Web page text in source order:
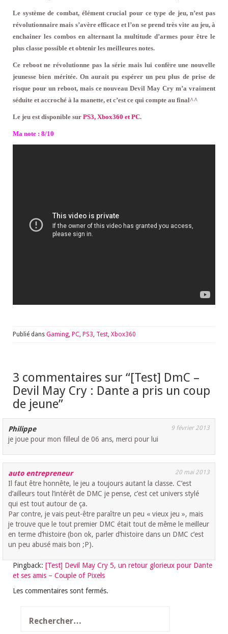
Le système de combat, élément crucial pour ce type de jeu, n’est pas
révolutionnaire mais s’avère efficace et l’on se prend très vite au jeu, à
enchainer les combos en alternant la multitude d’armes pour être le
plus classe possible et obtenir les meilleures notes.
Ce reboot ne révolutionne pas la série mais lui confère une nouvelle
jeunesse bien méritée. On aurait pu espérer un peu plus de prise de
risque pour un reboot, mais ce nouveau Devil May Cry m’a vraiment
séduite et accroché à la manette, et c’est ce qui compte au final^^
Le jeu est disponible sur PS3, Xbox360 et PC.
Ma note : 8/10
Publié dans Gaming PC PS3 Test Xbox360
3 commentaires sur “[Test] DmC –
Devil May Cry : Dante a pris un coup
de jeune”
Philippe 9 février 2013
je joue pour mon filleul de 06 ans, merci pour lui
auto entrepreneur 20 mai 2013
Il faut être honnête, le jeu a toujours autant la classe. C’est
d’ailleurs tout l’intérêt de DMC je pense, c’est cet univers stylé
qui est tout autour de ça.
Par contre, je vais peut-être paraître un peu « vieux jeu », mais
je trouve que le tout premier DMC était tout de même le meilleur
en terme d’histoire (bon ok, parler d’histoire dans un DMC c’est
un peu abusé mais bon ;P).
Pingback: [Test] Devil May Cry 5, un retour glorieux pour Dante
et ses amis – Couple of Pixels
Les commentaires sont fermés.